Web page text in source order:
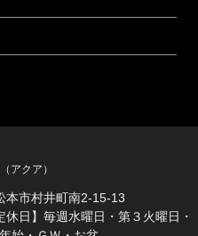
（アクア）
市村井町南2-15-13
日】毎週水曜日・第３火曜日・